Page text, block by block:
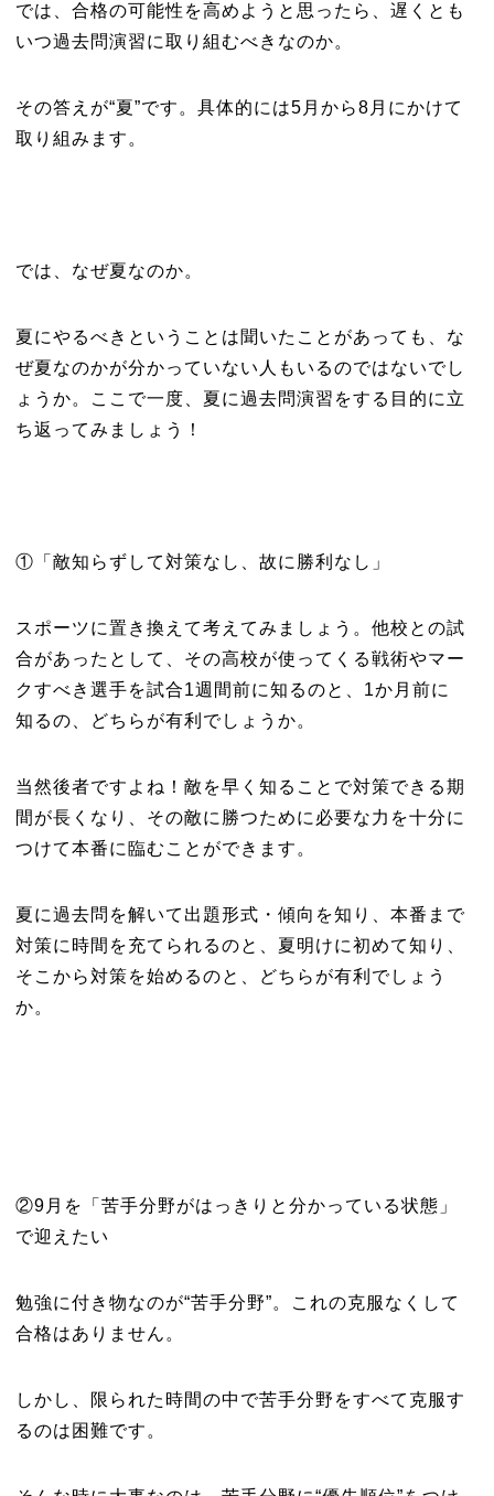
では、合格の可能性を高めようと思ったら、遅くとも
いつ過去問演習に取り組むべきなのか。
その答えが“夏”です。具体的には5月から8月にかけて
取り組みます。
では、なぜ夏なのか。
夏にやるべきということは聞いたことがあっても、な
ぜ夏なのかが分かっていない人もいるのではないでし
ょうか。ここで一度、夏に過去問演習をする目的に立
ち返ってみましょう！
①「敵知らずして対策なし、故に勝利なし」
スポーツに置き換えて考えてみましょう。他校との試
合があったとして、その高校が使ってくる戦術やマー
クすべき選手を試合1週間前に知るのと、1か月前に
知るの、どちらが有利でしょうか。
当然後者ですよね！敵を早く知ることで対策できる期
間が長くなり、その敵に勝つために必要な力を十分に
つけて本番に臨むことができます。
夏に過去問を解いて出題形式・傾向を知り、本番まで
対策に時間を充てられるのと、夏明けに初めて知り、
そこから対策を始めるのと、どちらが有利でしょう
か。
②9月を「苦手分野がはっきりと分かっている状態」
で迎えたい
勉強に付き物なのが“苦手分野”。これの克服なくして
合格はありません。
しかし、限られた時間の中で苦手分野をすべて克服す
るのは困難です。